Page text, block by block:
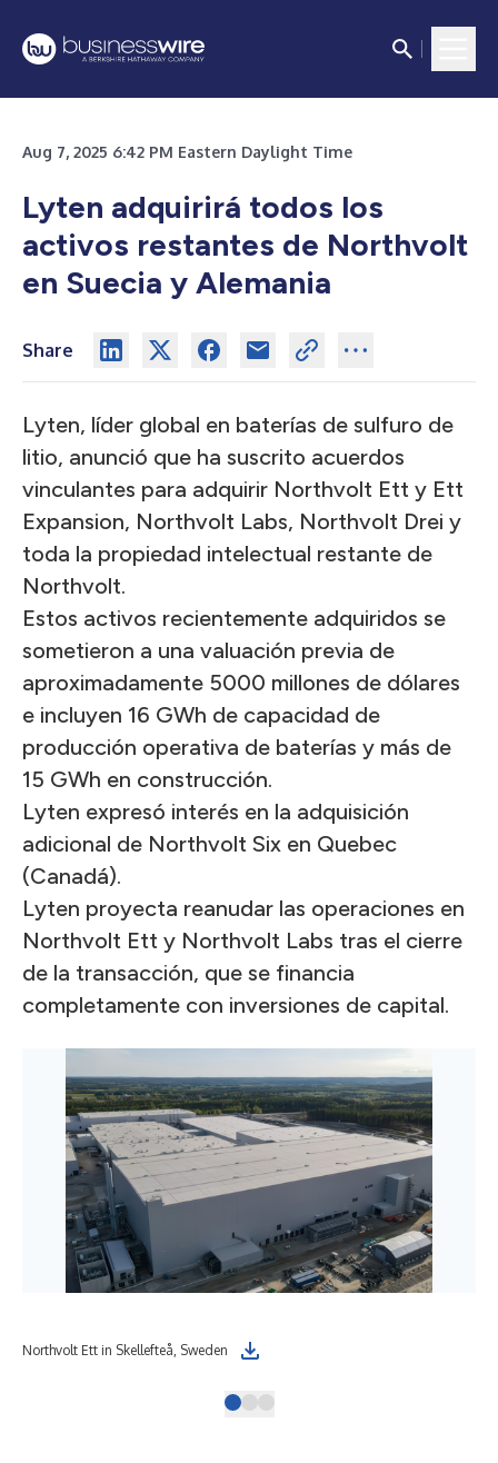
Aug 7, 2025 6:42 PM Eastern Daylight Time
Lyten adquirirá todos los
activos restantes de Northvolt
en Suecia y Alemania
Share
Lyten, líder global en baterías de sulfuro de
litio, anunció que ha suscrito acuerdos
vinculantes para adquirir Northvolt Ett y Ett
Expansion, Northvolt Labs, Northvolt Drei y
toda la propiedad intelectual restante de
Northvolt.
Estos activos recientemente adquiridos se
sometieron a una valuación previa de
aproximadamente 5000 millones de dólares
e incluyen 16 GWh de capacidad de
producción operativa de baterías y más de
15 GWh en construcción.
Lyten expresó interés en la adquisición
adicional de Northvolt Six en Quebec
(Canadá).
Lyten proyecta reanudar las operaciones en
Northvolt Ett y Northvolt Labs tras el cierre
de la transacción, que se financia
completamente con inversiones de capital.
Northvolt Ett in Skellefteå, Sweden